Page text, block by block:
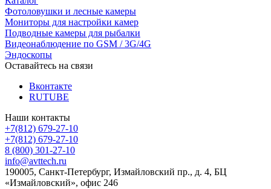
Фотоловушки и лесные камеры
Мониторы для настройки камер
Подводные камеры для рыбалки
Видеонаблюдение по GSM / 3G/4G
Эндоскопы
Оставайтесь на связи
Вконтакте
RUTUBE
Наши контакты
+7(812) 679-27-10
+7(812) 679-27-10
8 (800) 301-27-10
info@avttech.ru
190005, Санкт-Петербург, Измайловский пр., д. 4, БЦ
«Измайловский», офис 246